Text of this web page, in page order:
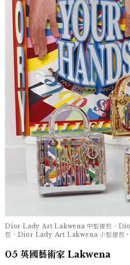
Dior Lady Art Lakwena 中型提包、
包、Dior Lady Art Lakwena 小型提包
05 英國藝術家 Lakwena